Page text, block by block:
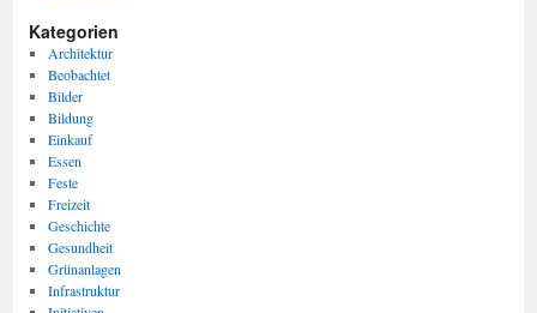
Kategorien
Architektur
Beobachtet
Bilder
Bildung
Einkauf
Essen
Feste
Freizeit
Geschichte
Gesundheit
Grünanlagen
Infrastruktur